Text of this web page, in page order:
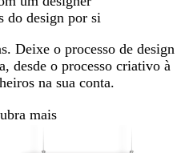
do design por si
Deixe o processo de design
desde o processo criativo à
na sua conta.
mais